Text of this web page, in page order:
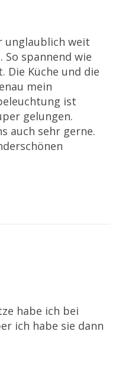
unglaublich weit
So spannend wie
Die Küche und die
mein
ist
gelungen.
auch sehr gerne.
habe ich bei
ich habe sie dann